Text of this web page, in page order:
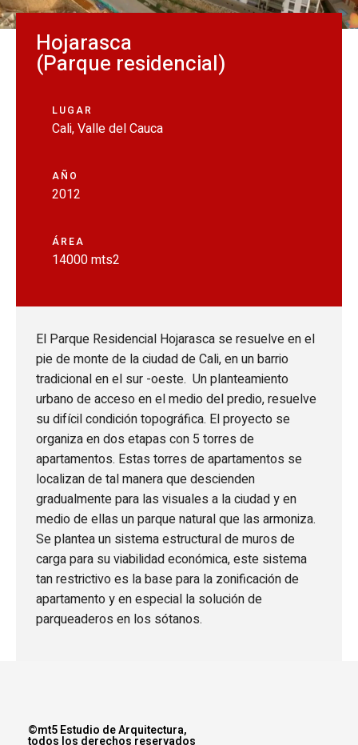
Hojarasca
(Parque residencial)
LUGAR
Cali, Valle del Cauca
AÑO
2012
ÁREA
14000 mts2
El Parque Residencial Hojarasca se resuelve en el
pie de monte de la ciudad de Cali, en un barrio
tradicional en el sur -oeste. Un planteamiento
urbano de acceso en el medio del predio, resuelve
su difícil condición topográfica. El proyecto se
organiza en dos etapas con 5 torres de
apartamentos. Estas torres de apartamentos se
localizan de tal manera que descienden
gradualmente para las visuales a la ciudad y en
medio de ellas un parque natural que las armoniza.
Se plantea un sistema estructural de muros de
carga para su viabilidad económica, este sistema
tan restrictivo es la base para la zonificación de
apartamento y en especial la solución de
parqueaderos en los sótanos.
©mt5 Estudio de Arquitectura,
todos los derechos reservados